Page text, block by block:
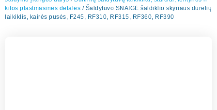
kitos plastmasinės detalės / Šaldytuvo SNAIGĖ šaldiklio skyriaus durelių
laikiklis, kairės pusės, F245, RF310, RF315, RF360, RF390